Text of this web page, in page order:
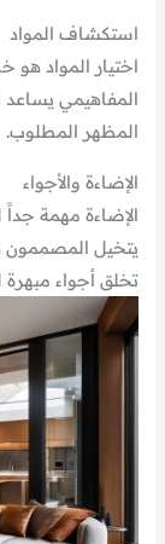
استكشاف المواد
اختيار المواد
المفاهيمي يساعد
المظهر المطلوب.
الإضاءة والأجواء
الإضاءة مهمة جداً
يتخيل المصممون
تخلق أجواء